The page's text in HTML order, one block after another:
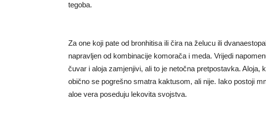
tegoba.
Za one koji pate od bronhitisa ili čira na želucu ili
napravljen od kombinacije komorača i meda. Vrijedi
čuvar i aloja zamjenjivi, ali to je netočna pretpostavka. Aloja,
obično se pogrešno smatra kaktusom, ali nije. Iako postoji
aloe vera poseduju lekovita svojstva.